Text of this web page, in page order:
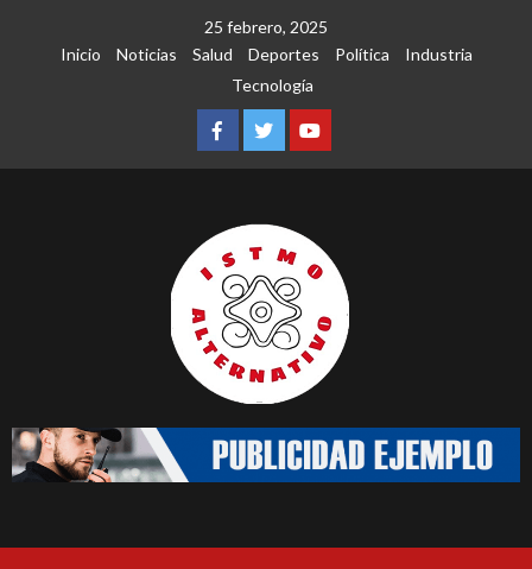
25 febrero, 2025
Inicio
Noticias Salud Deportes Política
Industria
Tecnología
Facebook
TwitterYoutube